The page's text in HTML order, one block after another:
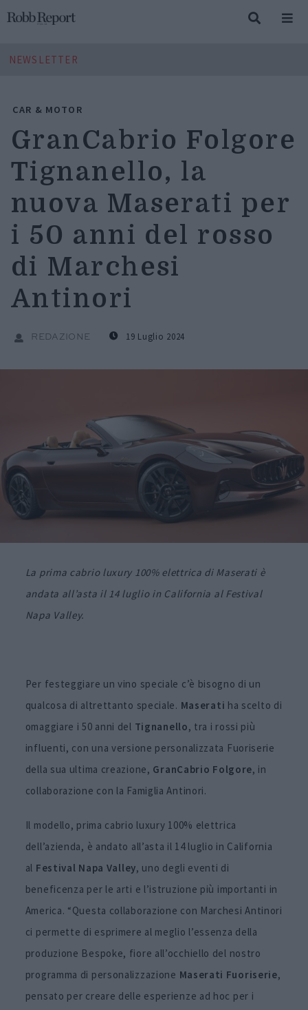
NEWSLETTER
CAR & MOTOR
GranCabrio Folgore
Tignanello, la
nuova Maserati per
i 50 anni del rosso
di Marchesi
Antinori
REDAZIONE 19 Luglio 2024
La prima cabrio luxury 100% elettrica di Maserati è
andata all’asta il 14 luglio in California al Festival
Napa Valley.
Per festeggiare un vino speciale c’è bisogno di un
qualcosa di altrettanto speciale. Maserati ha scelto di
omaggiare i 50 anni del Tignanello, tra i rossi più
influenti, con una versione personalizzata Fuoriserie
della sua ultima creazione, GranCabrio Folgore, in
collaborazione con la Famiglia Antinori.
Il modello, prima cabrio luxury 100% elettrica
dell’azienda, è andato all’asta il 14 luglio in California
al Festival Napa Valley, uno degli eventi di
beneficenza per le arti e l’istruzione più importanti in
America. “Questa collaborazione con Marchesi Antinori
ci permette di esprimere al meglio l’essenza della
produzione Bespoke, fiore all’occhiello del nostro
programma di personalizzazione Maserati Fuoriserie,
pensato per creare delle esperienze ad hoc per i